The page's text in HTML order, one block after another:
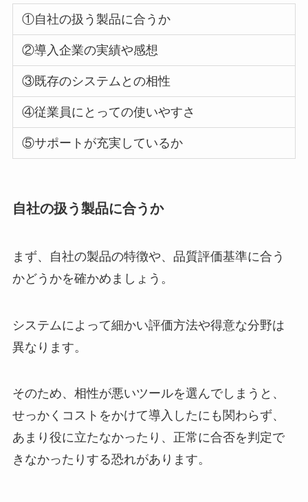
①自社の扱う製品に合うか
②導入企業の実績や感想
③既存のシステムとの相性
④従業員にとっての使いやすさ
⑤サポートが充実しているか
自社の扱う製品に合うか
まず、自社の製品の特徴や、品質評価基準に合う
かどうかを確かめましょう。
システムによって細かい評価方法や得意な分野は
異なります。
そのため、相性が悪いツールを選んでしまうと、
せっかくコストをかけて導入したにも関わらず、
あまり役に立たなかったり、正常に合否を判定で
きなかったりする恐れがあります。